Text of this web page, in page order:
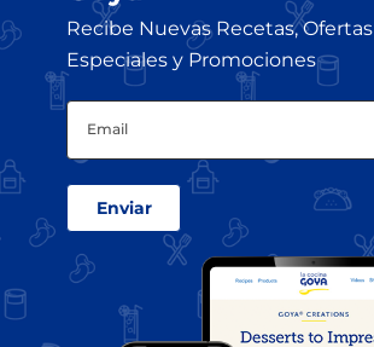
Recibe Nuevas Recetas, Ofertas
Especiales y Promociones